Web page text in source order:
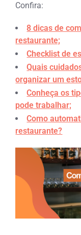
Confira:
8 dicas de
restaurante;
Checklist de
Quais
organizar um
Conheça os
pode trabalhar;
Como
restaurante?